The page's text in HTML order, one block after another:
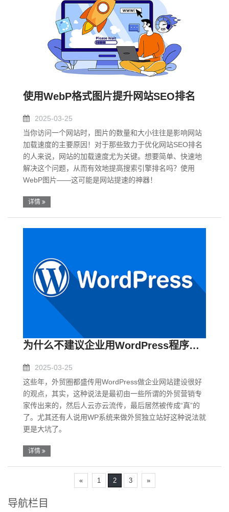
使用WebP格式图片提升网站SEO排名
2025-03-25
当你访问一个网站时，图片的数量和大小往往是影响网站
加载速度的主要原因！对于那些致力于优化网站SEO排名
的人来说，网站的加载速度尤为关键。想要简单、快速地
解决这个问题，从而有效地提高搜索引擎排名吗？使用
WebP图片——这可能是网站提速的神器！
详情
为什么不建议企业用WordPress程序建站
2025-03-25
这些年，外贸圈都盛传用WordPress做企业网站建设很好
的观点，其实，这种说法是最初由一些所谓的外贸营销专
家传出来的，然后人云亦云流传，最后居然被传成“真”的
了。尤其还有人说用WP系统来做外贸独立站好这种说法就
更是大坑了。
详情
« 1 2 3 »
导航栏目